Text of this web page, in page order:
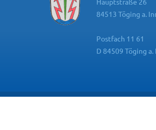
84513 Töging a.
Postfach 11 61
D 84509 Töging a.